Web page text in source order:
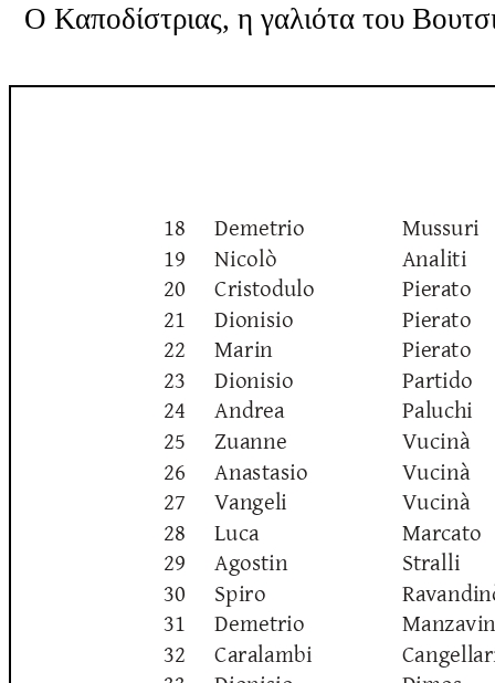
Ο Καποδίστριας, η γαλιότα του